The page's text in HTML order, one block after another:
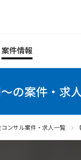
案件情報
の案件・求
コンサル案件・求人一覧